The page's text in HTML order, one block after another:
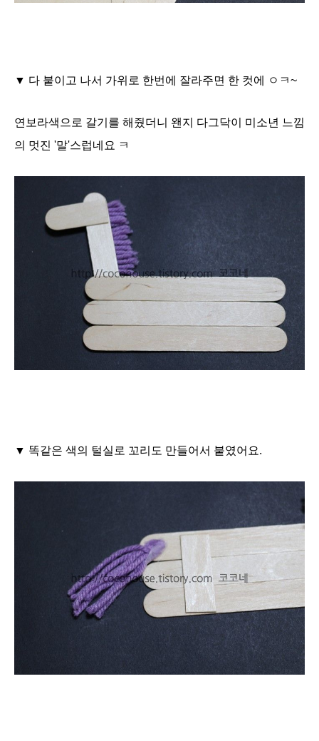
▼ 다 붙이고 나서 가위로 한번에 잘라주면 한 컷에 ㅇㅋ~
연보라색으로 갈기를 해줬더니 왠지 다그닥이 미소년 느낌
의 멋진 '말'스럽네요 ㅋ
▼ 똑같은 색의 털실로 꼬리도 만들어서 붙였어요.